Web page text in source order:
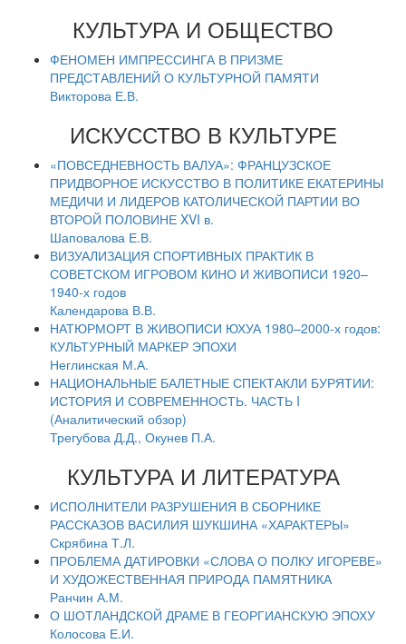
КУЛЬТУРА И ОБЩЕСТВО
ФЕНОМЕН ИМПРЕССИНГА В ПРИЗМЕ
ПРЕДСТАВЛЕНИЙ О КУЛЬТУРНОЙ ПАМЯТИ
Викторова Е.В.
ИСКУССТВО В КУЛЬТУРЕ
«ПОВСЕДНЕВНОСТЬ ВАЛУА»: ФРАНЦУЗСКОЕ
ПРИДВОРНОЕ ИСКУССТВО В ПОЛИТИКЕ ЕКАТЕРИНЫ
МЕДИЧИ И ЛИДЕРОВ КАТОЛИЧЕСКОЙ ПАРТИИ ВО
ВТОРОЙ ПОЛОВИНЕ XVI в.
Шаповалова Е.В.
ВИЗУАЛИЗАЦИЯ СПОРТИВНЫХ ПРАКТИК В
СОВЕТСКОМ ИГРОВОМ КИНО И ЖИВОПИСИ 1920–
1940-х годов
Календарова В.В.
НАТЮРМОРТ В ЖИВОПИСИ ЮХУА 1980–2000-х годов:
КУЛЬТУРНЫЙ МАРКЕР ЭПОХИ
Неглинская М.А.
НАЦИОНАЛЬНЫЕ БАЛЕТНЫЕ СПЕКТАКЛИ БУРЯТИИ:
ИСТОРИЯ И СОВРЕМЕННОСТЬ. ЧАСТЬ I
(Аналитический обзор)
Трегубова Д.Д., Окунев П.А.
КУЛЬТУРА И ЛИТЕРАТУРА
ИСПОЛНИТЕЛИ РАЗРУШЕНИЯ В СБОРНИКЕ
РАССКАЗОВ ВАСИЛИЯ ШУКШИНА «ХАРАКТЕРЫ»
Скрябина Т.Л.
ПРОБЛЕМА ДАТИРОВКИ «СЛОВА О ПОЛКУ ИГОРЕВЕ»
И ХУДОЖЕСТВЕННАЯ ПРИРОДА ПАМЯТНИКА
Ранчин А.М.
О ШОТЛАНДСКОЙ ДРАМЕ В ГЕОРГИАНСКУЮ ЭПОХУ
Колосова Е.И.